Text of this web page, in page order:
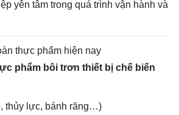
yên tâm trong quá trình vận hành và
thực phẩm hiện nay
phẩm bôi trơn thiết bị chế biến
thủy lực, bánh răng…)